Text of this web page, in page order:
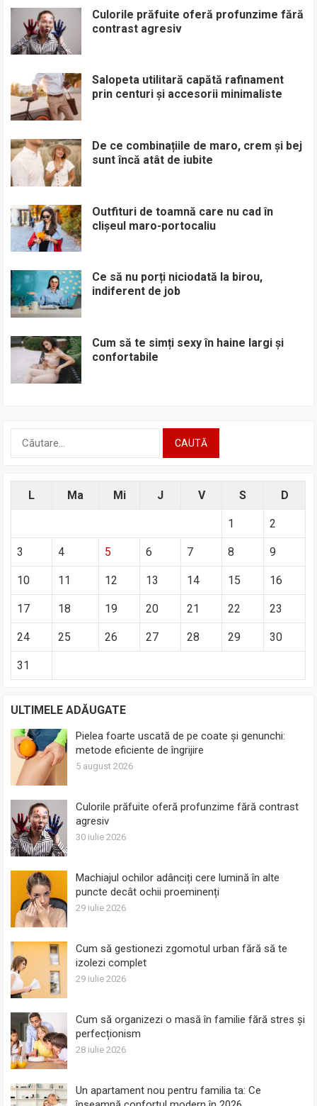
Culorile prăfuite oferă profunzime fără
contrast agresiv
Salopeta utilitară capătă rafinament
prin centuri și accesorii minimaliste
De ce combinațiile de maro, crem și bej
sunt încă atât de iubite
Outfituri de toamnă care nu cad în
clișeul maro-portocaliu
Ce să nu porți niciodată la birou,
indiferent de job
Cum să te simți sexy în haine largi și
confortabile
L Ma Mi J V S D
1 2
3 4 5 6 7 8 9
10 11 12 13 14 15 16
17 18 19 20 21 22 23
24 25 26 27 28 29 30
31
ULTIMELE ADĂUGATE
Pielea foarte uscată de pe coate și genunchi:
metode eficiente de îngrijire
5 august 2026
Culorile prăfuite oferă profunzime fără contrast
agresiv
30 iulie 2026
Machiajul ochilor adânciți cere lumină în alte
puncte decât ochii proeminenți
29 iulie 2026
Cum să gestionezi zgomotul urban fără să te
izolezi complet
29 iulie 2026
Cum să organizezi o masă în familie fără stres și
perfecționism
28 iulie 2026
Un apartament nou pentru familia ta: Ce